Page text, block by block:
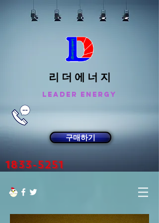
리 더 에 너 지
Leader Energy
구매하기
1833-5251